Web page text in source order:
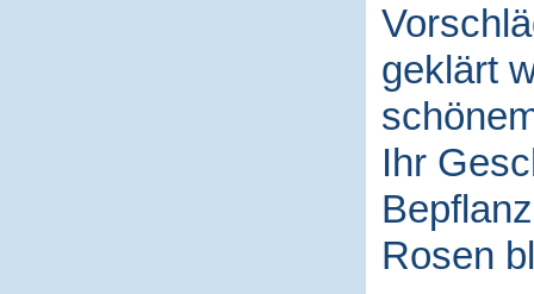
geklärt
Ihr
Rosen